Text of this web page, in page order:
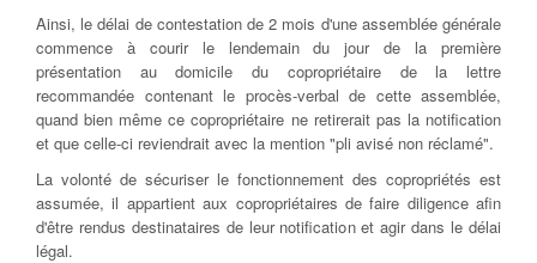
Ainsi, le délai de contestation de 2 mois d'une assemblée générale
commence à courir le lendemain du jour de la première
présentation au domicile du copropriétaire de la lettre
recommandée contenant le procès-verbal de cette assemblée,
quand bien même ce copropriétaire ne retirerait pas la notification
et que celle-ci reviendrait avec la mention "pli avisé non réclamé".
La volonté de sécuriser le fonctionnement des copropriétés est
assumée, il appartient aux copropriétaires de faire diligence afin
d'être rendus destinataires de leur notification et agir dans le délai
légal.